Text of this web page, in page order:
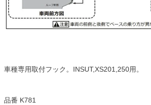
車種専用取付フック。INSUT,XS201,250用。
品番 K781